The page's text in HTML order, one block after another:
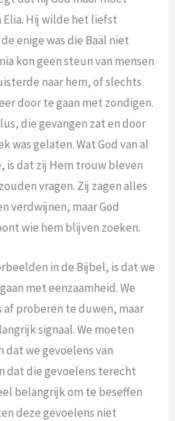
Elia. Hij wilde het liefst
enige was die Baäl niet
kon geen steun van mensen
naar hem, of slechts
door te gaan met zondigen.
die gevangen zat en door
was gelaten. Wat God van al
is dat zij Hem trouw bleven
vragen. Zij zagen alles
verdwijnen, maar God
wie hem blijven zoeken.
in de Bijbel, is dat we
met eenzaamheid. We
af proberen te duwen, maar
signaal. We moeten
we gevoelens van
dat die gevoelens terecht
belangrijk om te beseffen
deze gevoelens niet